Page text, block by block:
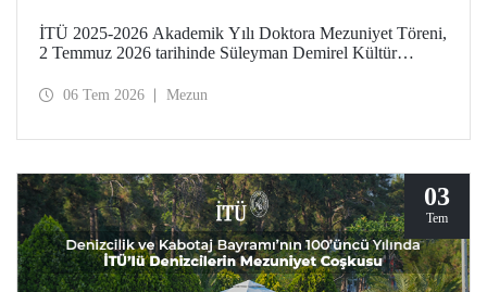
İTÜ 2025-2026 Akademik Yılı Doktora Mezuniyet Töreni,
2 Temmuz 2026 tarihinde Süleyman Demirel Kültür
“Doktora Özel Ödülleri” ve “En Başarılı Doktora Tez
06 Tem 2026 Mezun
03
Tem